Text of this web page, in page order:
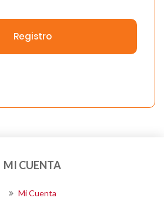
Registro
MI CUENTA
Mi Cuenta